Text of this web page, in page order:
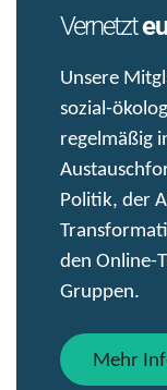
Vernetzt
Unsere
sozial-
regelmäßig
Politik, der
den Online-
Gruppen.
Mehr